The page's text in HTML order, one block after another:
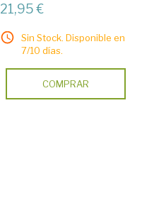
21,95 €
Sin Stock. Disponible en
7/10 días.
COMPRAR